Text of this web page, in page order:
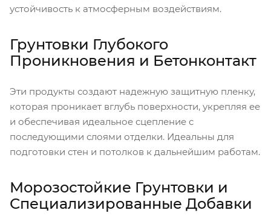
устойчивость к атмосферным воздействиям.
Грунтовки Глубокого
Проникновения и Бетонконтакт
Эти продукты создают надежную защитную пленку,
которая проникает вглубь поверхности, укрепляя ее
и обеспечивая идеальное сцепление с
последующими слоями отделки. Идеальны для
подготовки стен и потолков к дальнейшим работам.
Морозостойкие Грунтовки и
Специализированные Добавки